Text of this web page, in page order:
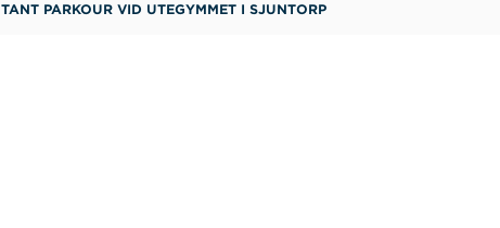
TANT PARKOUR VID UTEGYMMET I SJUNTORP